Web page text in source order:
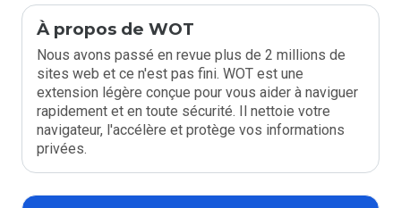
À propos de WOT
Nous avons passé en revue plus de 2 millions de
sites web et ce n'est pas fini. WOT est une
extension légère conçue pour vous aider à naviguer
rapidement et en toute sécurité. Il nettoie votre
navigateur, l'accélère et protège vos informations
privées.